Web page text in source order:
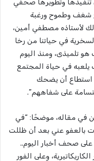
تنفيذها وتطويرها صحفي
شغف وطموح ورغبة
لأستاذه مصطفي أمين،
في حياتنا من رخا
تلميذى، ومنذ اليوم
يلعبه في حياة المجتمع
استطاع أن يضحك
في مقاله، موضحًا: “في
بالعفو عني بعد أن ظللت
مشرفًا على صحف أخبار اليوم..
وعلى الفور